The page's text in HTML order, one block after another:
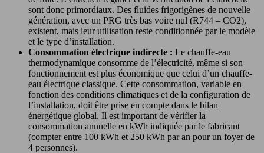
sont donc primordiaux. Des fluides frigorigènes de nouvelle
génération, avec un PRG très bas voire nul (R744 – CO2),
existent, mais leur utilisation reste conditionnée par le modèle
et le type d’installation.
Consommation électrique indirecte : Le chauffe-eau
thermodynamique consomme de l’électricité, même si son
fonctionnement est plus économique que celui d’un chauffe-
eau électrique classique. Cette consommation, variable en
fonction des conditions climatiques et de la configuration de
l’installation, doit être prise en compte dans le bilan
énergétique global. Il est important de vérifier la
consommation annuelle en kWh indiquée par le fabricant
(compter entre 100 kWh et 250 kWh par an pour un foyer de
4 personnes).